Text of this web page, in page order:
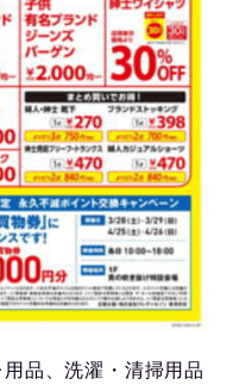
品、洗濯・清掃用品